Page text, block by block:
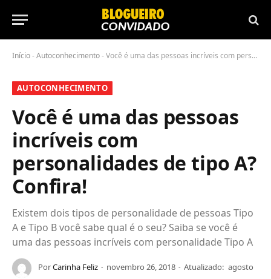
Início-Autoconhecimento-Você é uma das pessoas incríveis com personalidades de tipo A? Confira!
AUTOCONHECIMENTO
Você é uma das pessoas
incríveis com
personalidades de tipo A?
Confira!
Existem dois tipos de personalidade de pessoas Tipo
A e Tipo B você sabe qual é o seu? Saiba se você é
uma das pessoas incríveis com personalidade Tipo A
PorCarinha Feliz novembro 26, 2018 Atualizado: agosto